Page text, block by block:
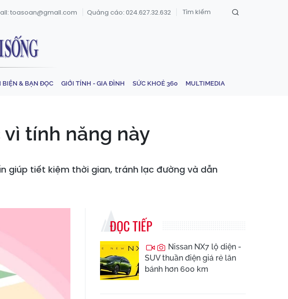
toasoan@gmail.com Quảng cáo: 024.627.32.632
BIỆN & BẠN ĐỌC GIỚI TÍNH - GIA ĐÌNH SỨC KHOẺ 360 MULTIMEDIA
vì tính năng này
giúp tiết kiệm thời gian, tránh lạc đường và dẫn
ĐỌC TIẾP
Nissan NX7 lộ diện -
SUV thuần điện giá rẻ lăn
bánh hơn 600 km